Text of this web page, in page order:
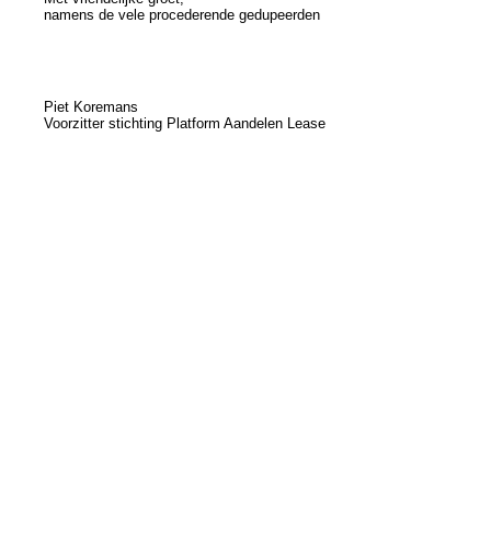
namens de vele procederende gedupeerden
Piet Koremans
Voorzitter stichting Platform Aandelen Lease